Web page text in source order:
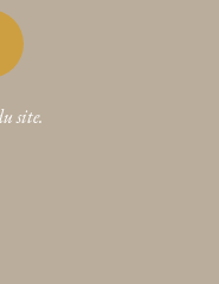
site.